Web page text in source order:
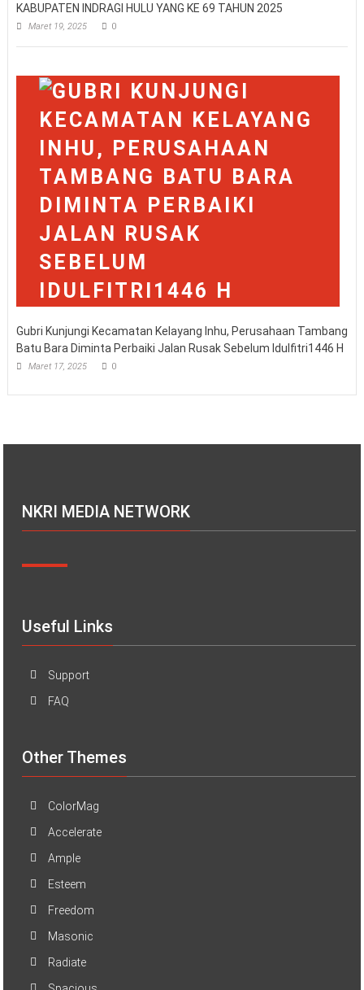
KABUPATEN INDRAGI HULU YANG KE 69 TAHUN 2025
Maret 19, 2025 0
Gubri Kunjungi Kecamatan Kelayang Inhu, Perusahaan Tambang
Batu Bara Diminta Perbaiki Jalan Rusak Sebelum Idulfitri1446 H
Maret 17, 2025 0
NKRI MEDIA NETWORK
Useful Links
Support
FAQ
Other Themes
ColorMag
Accelerate
Ample
Esteem
Freedom
Masonic
Radiate